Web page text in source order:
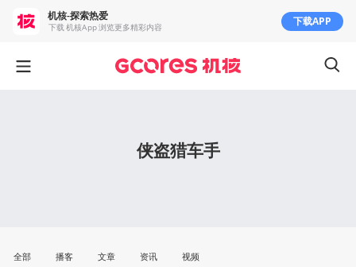
侠盗猎车手
全部 播客 文章 资讯 视频
机核-探索热爱
下载 机核App 浏览更多精彩内容 下载APP